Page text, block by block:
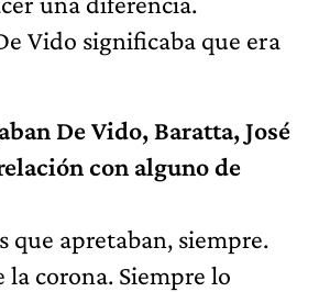
Vido significaba que era
De Vido, Baratta, José
con alguno de
apretaban, siempre.
la corona. Siempre lo